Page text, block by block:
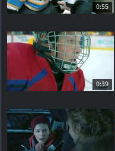
0:55
0:39